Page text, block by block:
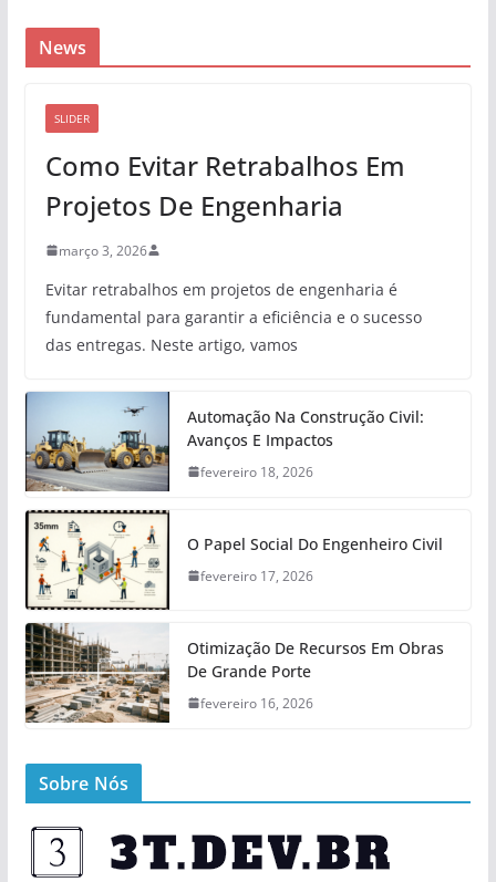
News
SLIDER
Como Evitar Retrabalhos Em
Projetos De Engenharia
março 3, 2026
Evitar retrabalhos em projetos de engenharia é
fundamental para garantir a eficiência e o sucesso
das entregas. Neste artigo, vamos
Automação Na Construção Civil:
Avanços E Impactos
fevereiro 18, 2026
O Papel Social Do Engenheiro Civil
fevereiro 17, 2026
Otimização De Recursos Em Obras
De Grande Porte
fevereiro 16, 2026
Sobre Nós